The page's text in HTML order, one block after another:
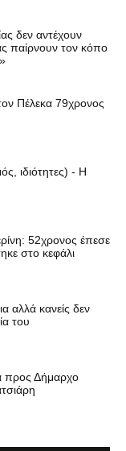
δεν αντέχουν
παίρνουν τον κόπο
Πέλεκα 79χρονος
ιδιότητες) - Η
52χρονος έπεσε
στο κεφάλι
αλλά κανείς δεν
του
προς Δήμαρχο